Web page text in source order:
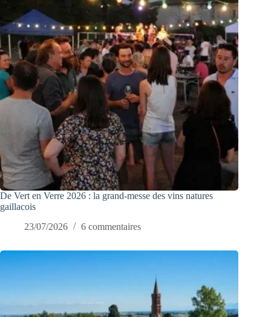
De Vert en Verre 2026 : la grand-messe des vins natures
gaillacois
23/07/2026
6 commentaires